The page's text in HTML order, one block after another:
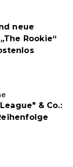
neue
Rookie“
& Co.: